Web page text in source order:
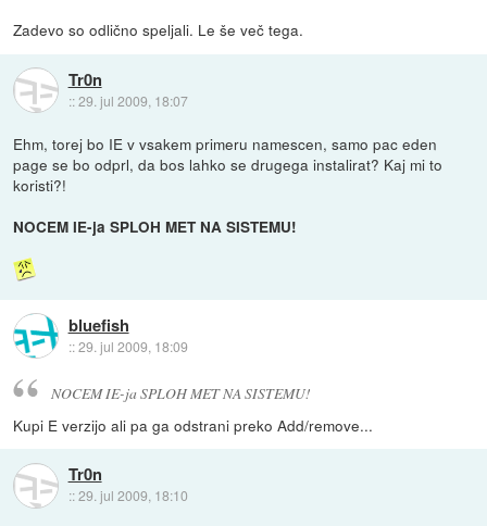
Zadevo so odlično speljali. Le še več tega.
Tr0n
::29. jul 2009, 18:07
Ehm, torej bo IE v vsakem primeru namescen, samo pac eden
page se bo odprl, da bos lahko se drugega instalirat? Kaj mi to
koristi?!
NOCEM IE-ja SPLOH MET NA SISTEMU!
bluefish
::29. jul 2009, 18:09
NOCEM IE-ja SPLOH MET NA SISTEMU!
Kupi E verzijo ali pa ga odstrani preko Add/remove...
Tr0n
::29. jul 2009, 18:10